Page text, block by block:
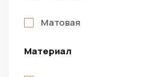
Матовая
Материал